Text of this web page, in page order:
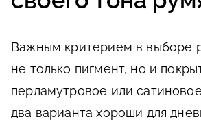
Важным критерием в выборе
не только пигмент, но и
перламутровое или
два варианта хороши для